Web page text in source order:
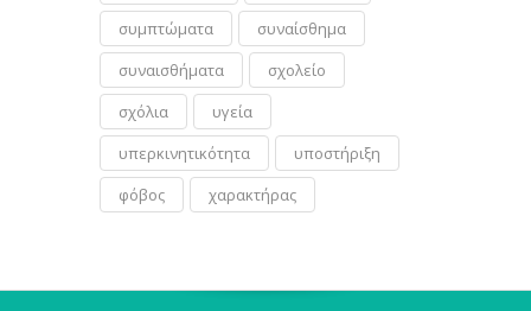
συμπτώματα
συναίσθημα
συναισθήματα
σχολείο
σχόλια
υγεία
υπερκινητικότητα
υποστήριξη
φόβος
χαρακτήρας